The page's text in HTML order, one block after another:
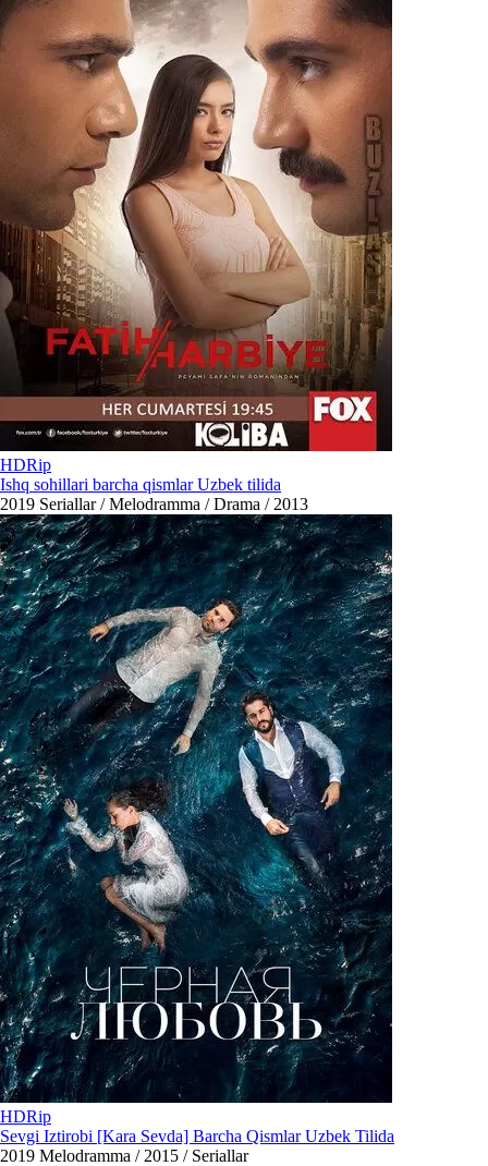
HDRip
Ishq sohillari barcha qismlar Uzbek tilida
2019 Seriallar / Melodramma / Drama / 2013
HDRip
Sevgi Iztirobi [Kara Sevda] Barcha Qismlar Uzbek Tilida
2019 Melodramma / 2015 / Seriallar